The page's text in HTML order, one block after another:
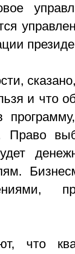
и что
Право
что